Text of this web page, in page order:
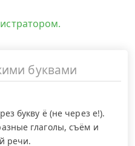
букву ё (не через е!).
глаголы, съём и
речи.